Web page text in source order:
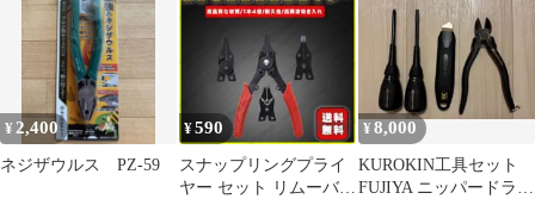
¥2,400
ネジザウルス PZ-59
¥590
スナップリングプライ
ヤー セット リムーバー
¥8,000
KUROKIN工具セット
FUJIYA ニッパードライ